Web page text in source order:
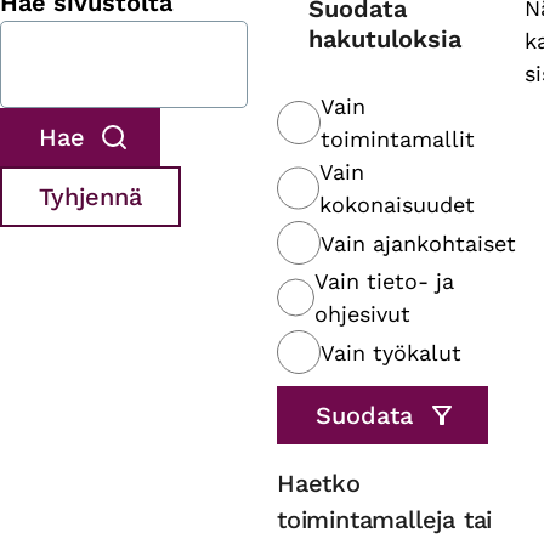
Suodata
hakutuloksia
Vain
toimintamallit
Vain
kokonaisuudet
Vain ajankohtaiset
Vain tieto- ja
ohjesivut
Vain työkalut
Haetko
toimintamalleja tai